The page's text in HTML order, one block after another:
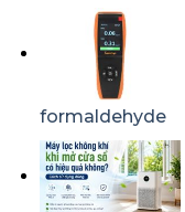
formaldehyde